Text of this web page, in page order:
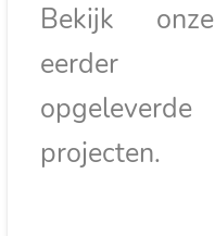
Bekijk onze
eerder
opgeleverde
projecten.